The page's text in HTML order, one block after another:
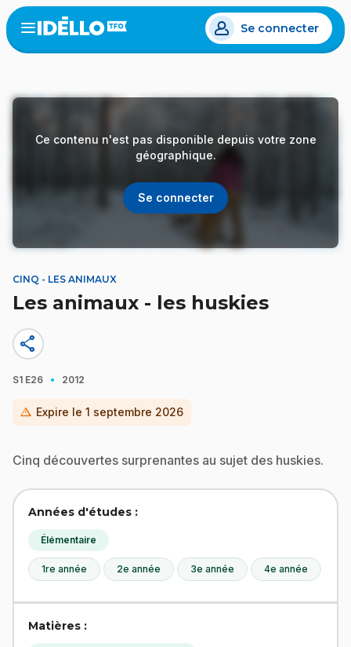
Aller
au
contenu
Open
menu
Se connecter
Ce contenu n'est pas disponible depuis votre zone
géographique.
Se connecter
CINQ - LES ANIMAUX
Les animaux - les huskies
share
S1 E26 · 2012
warning Expire le 1 septembre 2026
Cinq découvertes surprenantes au sujet des huskies.
Années d'études :
Élémentaire
1re année 2e année 3e année 4e année
Matières :